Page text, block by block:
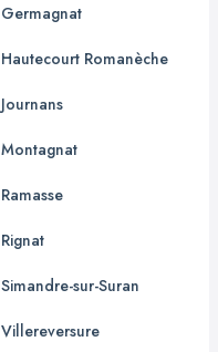
Germagnat
Hautecourt Romanèche
Journans
Montagnat
Ramasse
Rignat
Simandre-sur-Suran
Villereversure